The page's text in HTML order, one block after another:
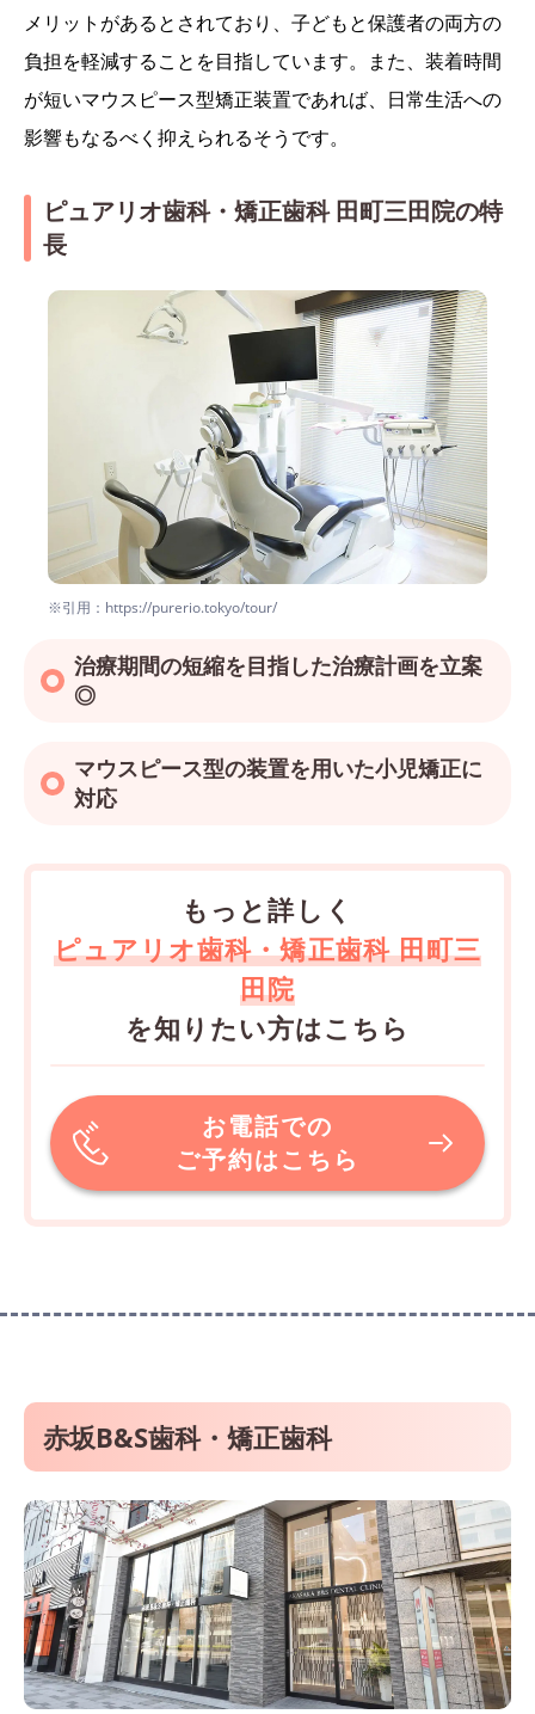
メリットがあるとされており、子どもと保護者の両方の
負担を軽減することを目指しています。また、装着時間
が短いマウスピース型矯正装置であれば、日常生活への
影響もなるべく抑えられるそうです。
ピュアリオ歯科・矯正歯科 田町三田院の特
長
※引用：https://purerio.tokyo/tour/
治療期間の短縮を目指した治療計画を立案
◎
マウスピース型の装置を用いた小児矯正に
対応
もっと詳しく
ピュアリオ歯科・矯正歯科 田町三
田院
を知りたい方はこちら
お電話での
ご予約はこちら
赤坂B&S歯科・矯正歯科